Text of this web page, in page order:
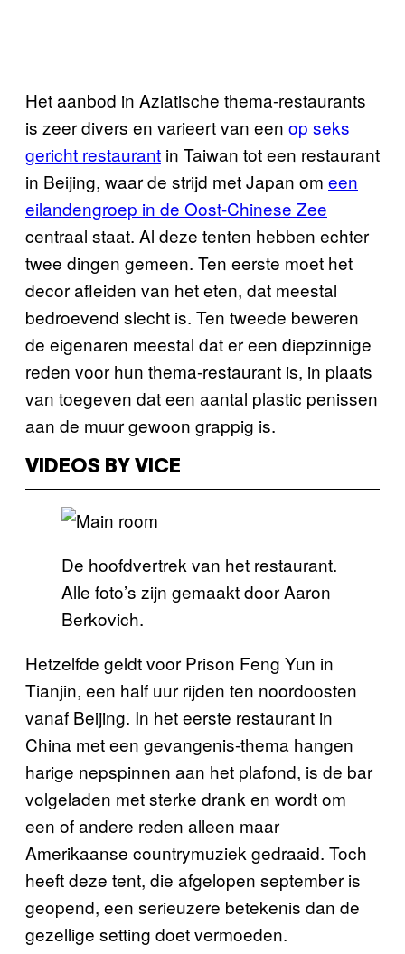
Het aanbod in Aziatische thema-restaurants
is zeer divers en varieert van een op seks
gericht restaurant in Taiwan tot een restaurant
in Beijing, waar de strijd met Japan om een
eilandengroep in de Oost-Chinese Zee
centraal staat. Al deze tenten hebben echter
twee dingen gemeen. Ten eerste moet het
decor afleiden van het eten, dat meestal
bedroevend slecht is. Ten tweede beweren
de eigenaren meestal dat er een diepzinnige
reden voor hun thema-restaurant is, in plaats
van toegeven dat een aantal plastic penissen
aan de muur gewoon grappig is.
VIDEOS BY VICE
De hoofdvertrek van het restaurant.
Alle foto’s zijn gemaakt door Aaron
Berkovich.
Hetzelfde geldt voor Prison Feng Yun in
Tianjin, een half uur rijden ten noordoosten
vanaf Beijing. In het eerste restaurant in
China met een gevangenis-thema hangen
harige nepspinnen aan het plafond, is de bar
volgeladen met sterke drank en wordt om
een of andere reden alleen maar
Amerikaanse countrymuziek gedraaid. Toch
heeft deze tent, die afgelopen september is
geopend, een serieuzere betekenis dan de
gezellige setting doet vermoeden.